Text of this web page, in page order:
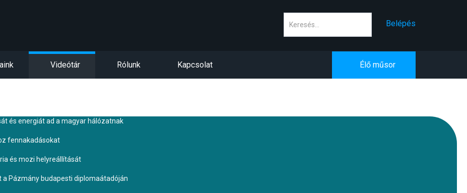
Belépés
Videótár Rólunk Kapcsolat Élő műsor
és energiát ad a magyar hálózatnak
fennakadásokat
és mozi helyreállítását
Pázmány budapesti diplomaátadóján